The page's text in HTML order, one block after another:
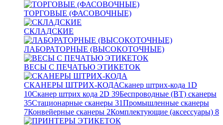
ТОРГОВЫЕ (ФАСОВОЧНЫЕ)
СКЛАДСКИЕ
ЛАБОРАТОРНЫЕ (ВЫСОКОТОЧНЫЕ)
ВЕСЫ С ПЕЧАТЬЮ ЭТИКЕТОК
СКАНЕРЫ ШТРИХ-КОДАСканер штрих-кода 1D
10Сканер штрих кода 2D 39Беспроводные (BT) сканеры
35Стационарные сканеры 31Промышленные сканеры
7Конвейерные сканеры 2Комплектующие (аксессуары) 8